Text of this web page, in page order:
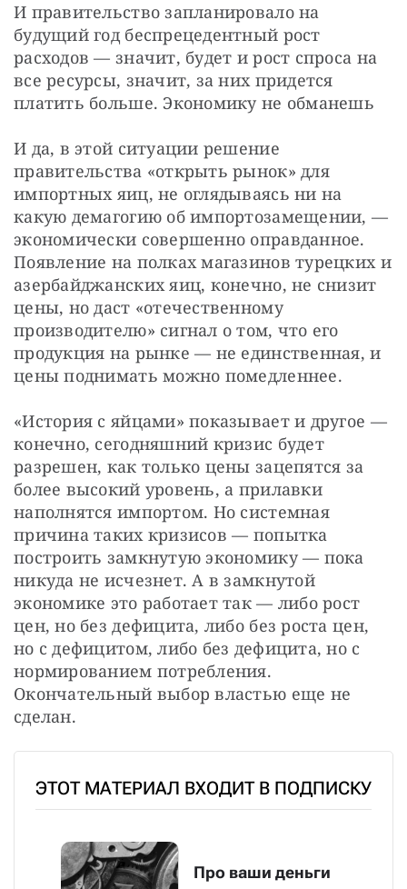
И правительство запланировало на
будущий год беспрецедентный рост
расходов — значит, будет и рост спроса на
все ресурсы, значит, за них придется
платить больше. Экономику не обманешь
И да, в этой ситуации решение
правительства «открыть рынок» для
импортных яиц, не оглядываясь ни на
какую демагогию об импортозамещении, —
экономически совершенно оправданное.
Появление на полках магазинов турецких и
азербайджанских яиц, конечно, не снизит
цены, но даст «отечественному
производителю» сигнал о том, что его
продукция на рынке — не единственная, и
цены поднимать можно помедленнее.
«История с яйцами» показывает и другое —
конечно, сегодняшний кризис будет
разрешен, как только цены зацепятся за
более высокий уровень, а прилавки
наполнятся импортом. Но системная
причина таких кризисов — попытка
построить замкнутую экономику — пока
никуда не исчезнет. А в замкнутой
экономике это работает так — либо рост
цен, но без дефицита, либо без роста цен,
но с дефицитом, либо без дефицита, но с
нормированием потребления.
Окончательный выбор властью еще не
сделан.
ЭТОТ МАТЕРИАЛ ВХОДИТ В ПОДПИСКУ
Про ваши деньги